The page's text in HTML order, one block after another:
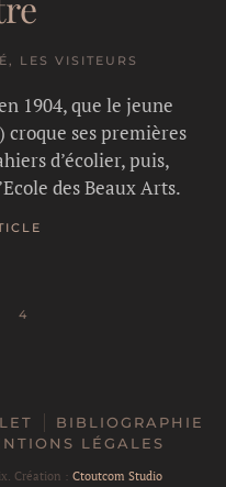
LES VISITEURS
1904, que le jeune
ses premières
d’écolier, puis,
des Beaux Arts.
4
BIBLIOGRAPHIE
LÉGALES
Création : Ctoutcom Studio